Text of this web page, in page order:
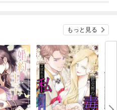
もっと見る